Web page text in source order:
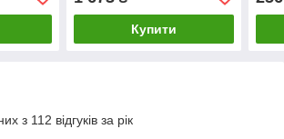
Купити
з 112 відгуків за рік